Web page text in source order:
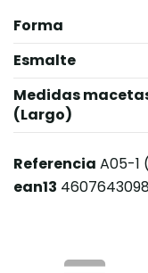
Forma
Esmalte
Medidas
(Largo)
Referencia A05-1
ean13